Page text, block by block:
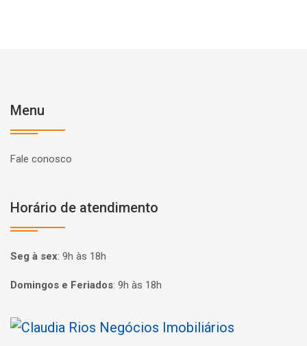
Menu
Fale conosco
Horário de atendimento
Seg à sex: 9h às 18h
Domingos e Feriados: 9h às 18h
Página inicial